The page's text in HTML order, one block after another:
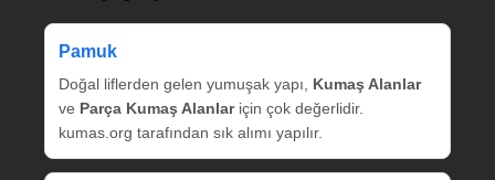
Pamuk
Doğal liflerden gelen yumuşak yapı, Kumaş Alanlar
ve Parça Kumaş Alanlariçin çok değerlidir.
kumas.org tarafından sık alımı yapılır.